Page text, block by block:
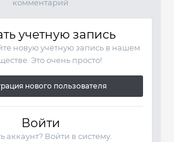
комментарий
учетную запись
новую учётную запись в нашем
Это очень просто!
нового пользователя
Войти
аккаунт? Войти в систему.